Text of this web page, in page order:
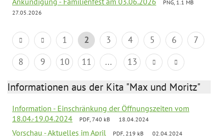
PNG, 1.1 MB
27.05.2026
1 2 3 4 5 6
7
8
9 10 11 ... 13
Informationen aus der Kita "Max und Moritz"
Information - Einschränkung der Öffnungszeiten vom
18.04.-19.04.2024
PDF, 740 kB 18.04.2024
Vorschau - Aktuelles im April PDF, 219 kB 02.04.2024